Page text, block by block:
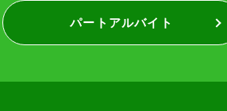
パートアルバイト